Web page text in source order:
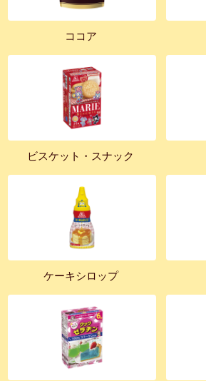
ココア
ビスケット・スナック
ケーキシロップ